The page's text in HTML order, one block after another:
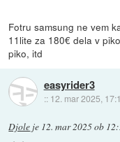
Fotru samsung ne vem
11lite za 180€ dela v
piko, itd
easyrider3
:: 12. mar 2025,
Djole je 12. mar 2025 ob